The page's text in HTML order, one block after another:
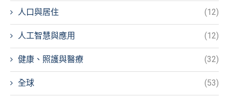
人口與居住 (12)
人工智慧與應用 (12)
健康、照護與醫療 (32)
全球 (53)